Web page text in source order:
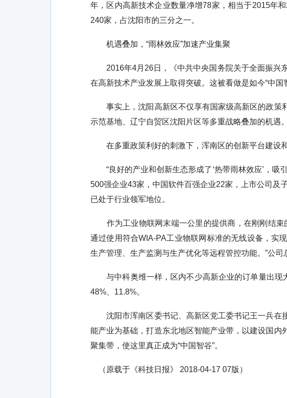
年，区内高新技术企业数量净增78家，相当于2015年
240家，占沈阳市的三分之一。
机遇叠加，“雨林效应”加速产业集聚
2016年4月26日，《中共中央国务院关于全面振兴东
在高新技术产业发展上取得突破。这被看做是如今“中国
事实上，沈阳高新区不仅享有国家级高新区的政策
示范基地、辽宁自贸区沈阳片区等多重战略叠加的机遇。
在多重政策利好的刺激下，浑南区的创新平台建设和
“良好的产业和创新生态形成了‘热带雨林效应’，吸
500强企业43家，中国软件百强企业22家，上市公司及
已处于行业领军地位。
作为工业物联网末端一公里的提供商，在刚刚结束
通过使用符合WIA-PA工业物联网标准的无线设备，实
生产管理、生产监测与生产优化等远程管控功能。”公司
与中科奥维一样，区内不少高新企业的订单量出现
48%、11.8%。
沈阳市浑南区委书记、高新区党工委书记王一兵在
能产业为基础，打造东北地区智能产业带，以建设国
聚集带，使这里真正成为“中国智谷”。
（原载于《科技日报》 2018-04-17 07版）